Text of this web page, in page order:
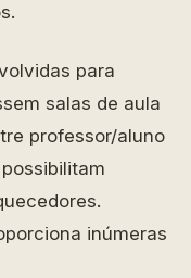
para
salas de aula
professor/aluno
inúmeras